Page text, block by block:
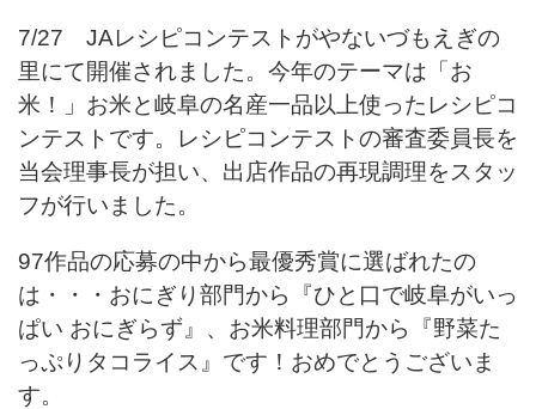
7/27 JAレシピコンテストがやないづもえぎの
里にて開催されました。今年のテーマは「お
米！」お米と岐阜の名産一品以上使ったレシピコ
ンテストです。レシピコンテストの審査委員長を
当会理事長が担い、出店作品の再現調理をスタッ
フが行いました。
97作品の応募の中から最優秀賞に選ばれたの
は・・・おにぎり部門から『ひと口で岐阜がいっ
ぱい おにぎらず』、お米料理部門から『野菜た
っぷりタコライス』です！おめでとうございま
す。